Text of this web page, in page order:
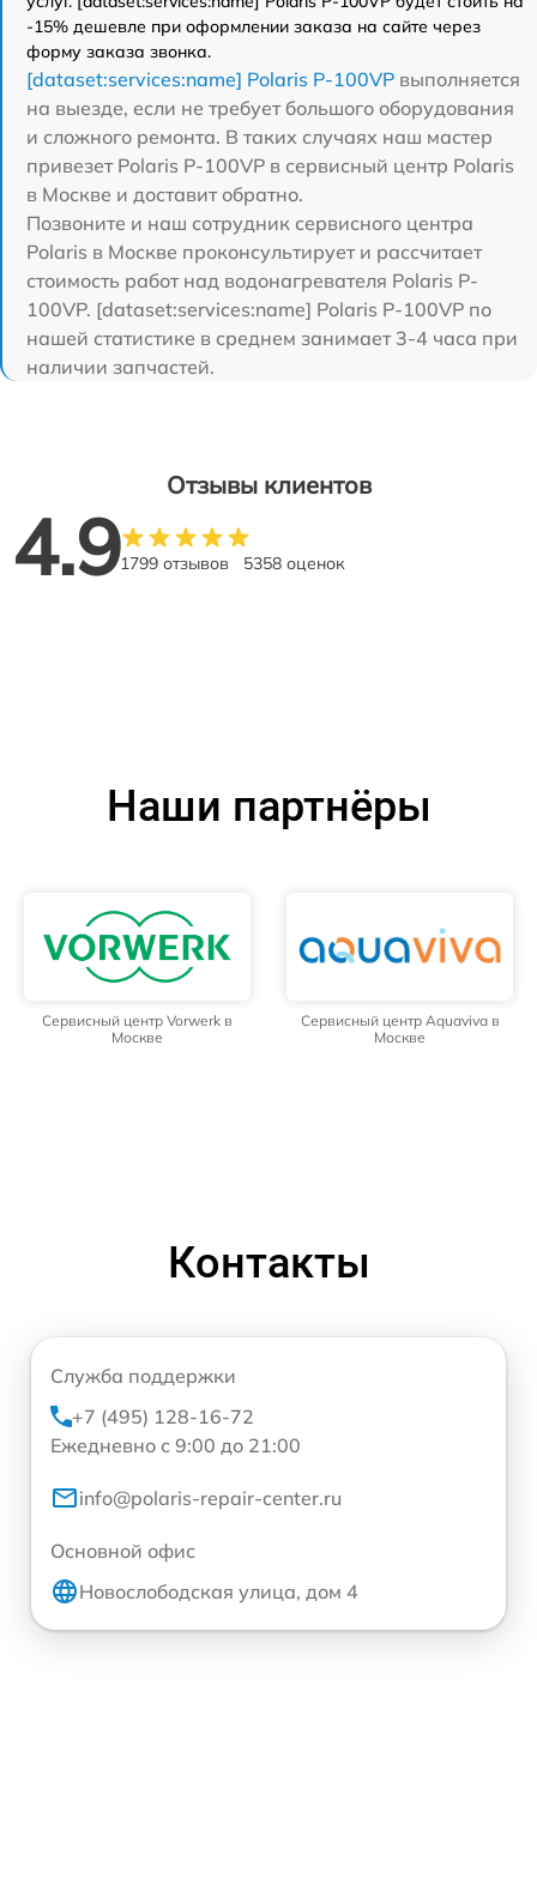
-15% дешевле при оформлении заказа на сайте через
форму заказа звонка.
[dataset:services:name] Polaris P-100VP выполняется
на выезде, если не требует большого оборудования
и сложного ремонта. В таких случаях наш мастер
привезет Polaris P-100VP в сервисный центр Polaris
в Москве и доставит обратно.
Позвоните и наш сотрудник сервисного центра
Polaris в Москве проконсультирует и рассчитает
стоимость работ над водонагревателя Polaris P-
100VP. [dataset:services:name] Polaris P-100VP по
нашей статистике в среднем занимает 3-4 часа при
наличии запчастей.
Отзывы клиентов
4.91799 отзывов 5358 оценок
Наши партнёры
Сервисный центр Vorwerk в
Москве
Сервисный центр Aquaviva в
Москве
Контакты
Служба поддержки
+7 (495) 128-16-72
Ежедневно с 9:00 до 21:00
info@polaris-repair-center.ru
Основной офис
Новослободская улица, дом 4